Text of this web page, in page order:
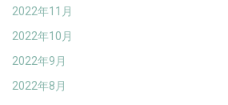
2022年11月
2022年10月
2022年9月
2022年8月